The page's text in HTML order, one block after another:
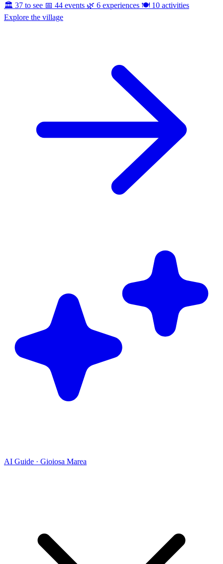
🏛️ 37 to see 📅 44 events 🌿 6 experiences 🍽️ 10 activities
Explore the village
AI Guide · Gioiosa Marea